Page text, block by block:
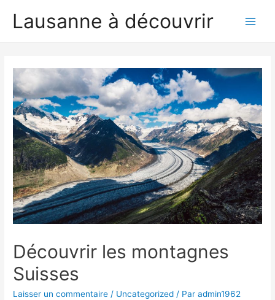
Lausanne à découvrir
Découvrir les montagnes
Suisses
Laisser un commentaire / Uncategorized / Paradmin1962